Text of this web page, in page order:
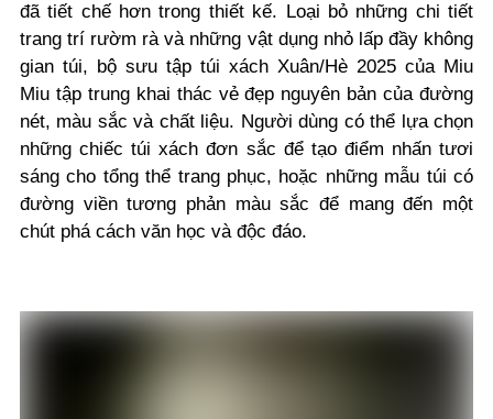
đã tiết chế hơn trong thiết kế. Loại bỏ những chi tiết
trang trí rườm rà và những vật dụng nhỏ lấp đầy không
gian túi, bộ sưu tập túi xách Xuân/Hè 2025 của Miu
Miu tập trung khai thác vẻ đẹp nguyên bản của đường
nét, màu sắc và chất liệu. Người dùng có thể lựa chọn
những chiếc túi xách đơn sắc để tạo điểm nhấn tươi
sáng cho tổng thể trang phục, hoặc những mẫu túi có
đường viền tương phản màu sắc để mang đến một
chút phá cách văn học và độc đáo.